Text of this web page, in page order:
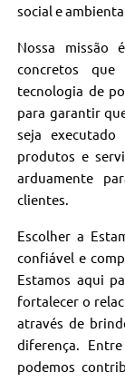
social e
Nossa missão
concretos que
tecnologia de
para garantir
seja
produtos e
arduamente
clientes.
Escolher a
confiável e
Estamos aqui
fortalecer o
através de
diferença.
podemos